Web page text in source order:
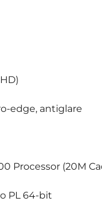
edge, antiglare
Processor (20M
PL 64-bit